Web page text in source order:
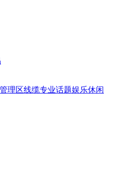
理区线缆专业话题娱乐休闲